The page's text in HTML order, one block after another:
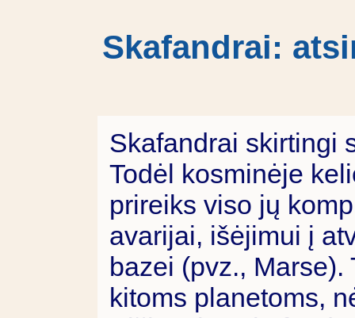
Skafandrai:
Skafandrai skirtingi
Todėl kosminėje
prireiks viso jų
avarijai, išėjimui į
bazei (pvz.,
kitoms planetoms,